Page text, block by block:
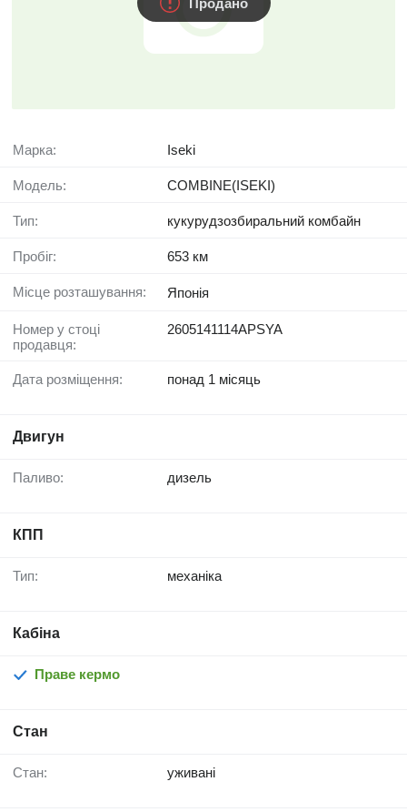
Марка: Iseki
Модель: COMBINE(ISEKI)
Тип: кукурудзозбиральний комбайн
Пробіг: 653 км
Місце розташування: Японія
Номер у стоці
продавця:
2605141114APSYA
Дата розміщення: понад 1 місяць
Двигун
Паливо: дизель
КПП
Тип: механіка
Кабіна
Праве кермо
Стан
Стан: уживані